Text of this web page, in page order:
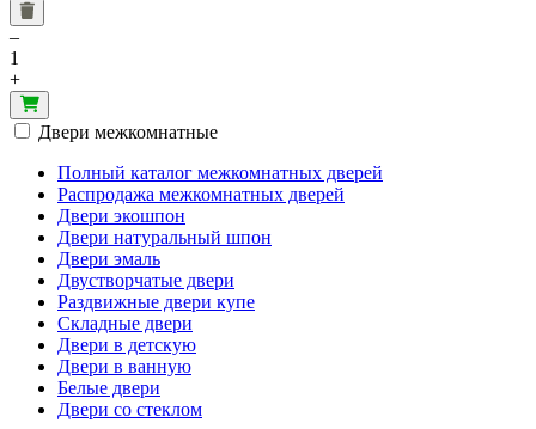
–
1
+
Двери межкомнатные
Полный каталог межкомнатных дверей
Распродажа межкомнатных дверей
Двери экошпон
Двери натуральный шпон
Двери эмаль
Двустворчатые двери
Раздвижные двери купе
Складные двери
Двери в детскую
Двери в ванную
Белые двери
Двери со стеклом